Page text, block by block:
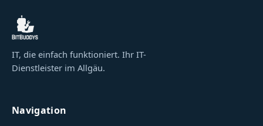
IT, die einfach funktioniert. Ihr IT-
Dienstleister im Allgäu.
Navigation